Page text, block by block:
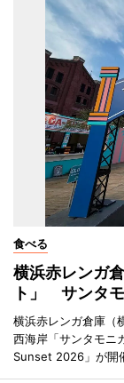
食べる
横浜赤レンガ
ト」 サンタ
横浜赤レンガ倉庫（
西海岸「サンタモニ
Sunset 2026」が開